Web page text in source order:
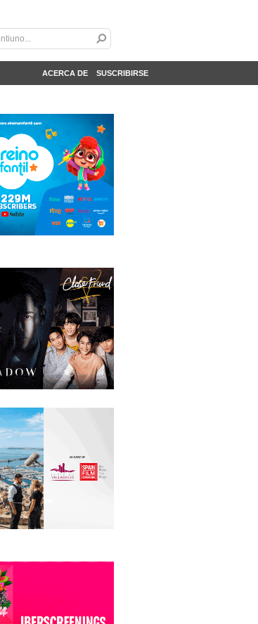
ACERCA DE SUSCRIBIRSE